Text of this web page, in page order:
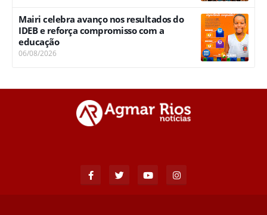
Mairi celebra avanço nos resultados do
IDEB e reforça compromisso com a
educação
06/08/2026